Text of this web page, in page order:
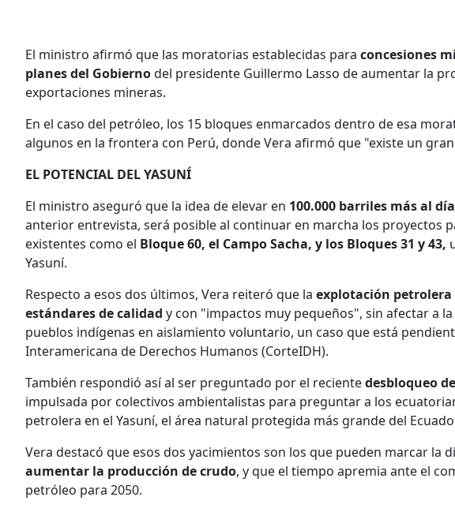
El ministro afirmó que las moratorias establecidas para concesiones
planes del Gobiernodel presidente Guillermo Lasso de aumentar la
exportaciones mineras.
En el caso del petróleo, los 15 bloques enmarcados dentro de esa
algunos en la frontera con Perú, donde Vera afirmó que "existe un
EL POTENCIAL DEL YASUNÍ
El ministro aseguró que la idea de elevar en 100.000 barriles más al
anterior entrevista, será posible al continuar en marcha los proyectos
existentes como el Bloque 60, el Campo Sacha, y los Bloques 31 y 43,
Yasuní.
Respecto a esos dos últimos, Vera reiteró que la explotación petrolera
estándares de calidad y con "impactos muy pequeños", sin afectar a
pueblos indígenas en aislamiento voluntario, un caso que está
Interamericana de Derechos Humanos (CorteIDH).
También respondió así al ser preguntado por el recientedesbloqueo
impulsada por colectivos ambientalistas para preguntar a los
petrolera en el Yasuní, el área natural protegida más grande del
Vera destacó que esos dos yacimientos son los que pueden marcar la
aumentar la producción de crudo, y que el tiempo apremia ante el
petróleo para 2050.